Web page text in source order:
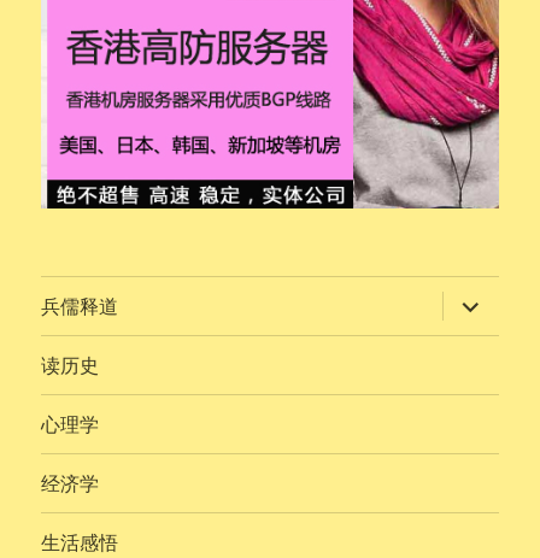
兵儒释道 展
开
子
读历史
心理学
经济学
生活感悟